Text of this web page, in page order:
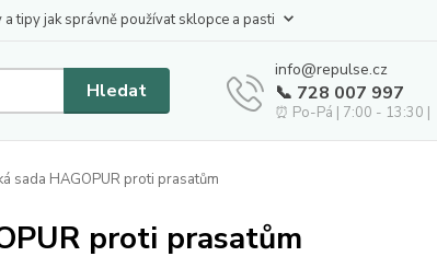
a tipy jak správně používat sklopce a pasti
Hledat
info@repulse.cz
📞 728 007 997
⏰ Po-Pá | 7:00 - 13:30 |
sada HAGOPUR proti prasatům
proti prasatům